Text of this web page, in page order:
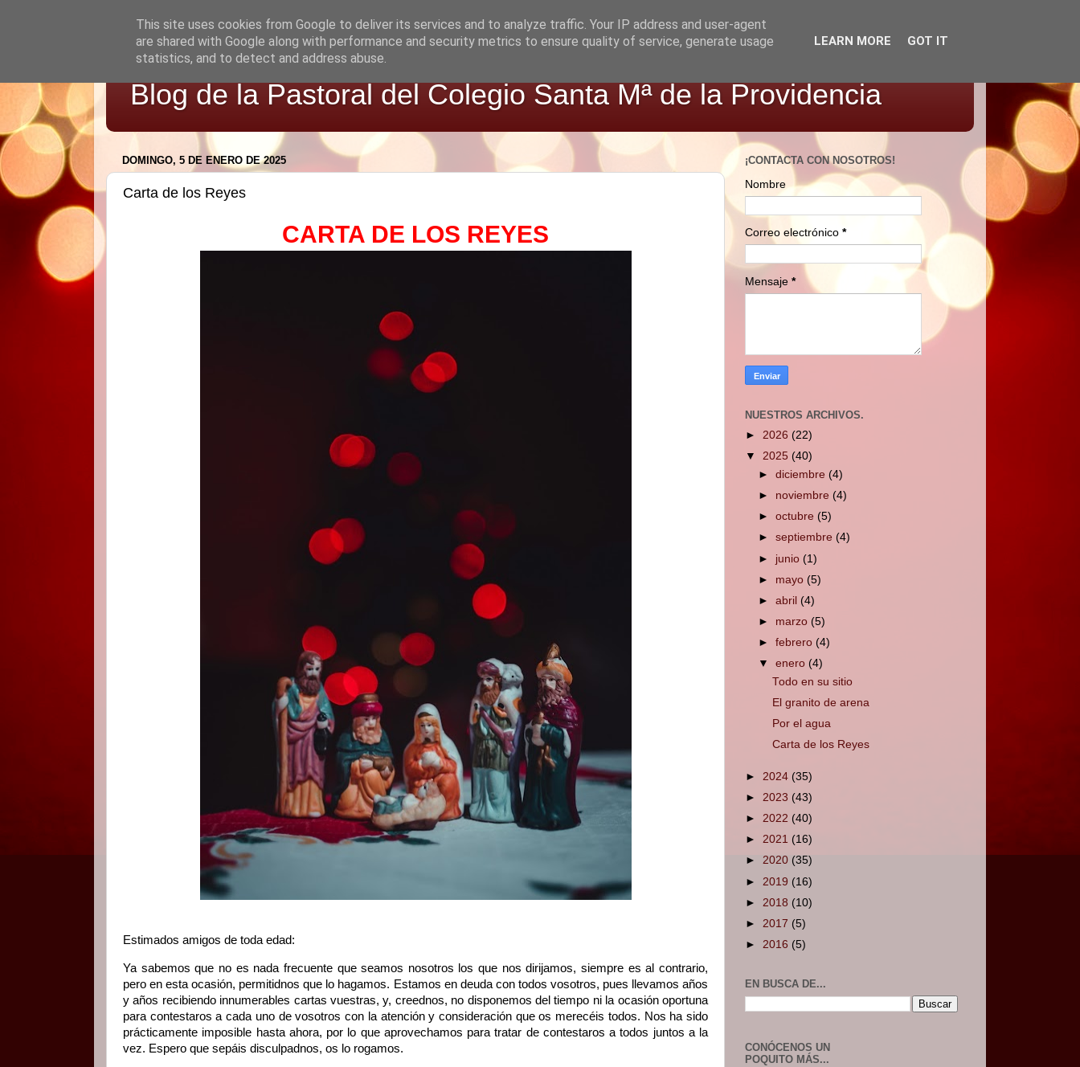
Blog de la Pastoral del Colegio Santa Mª de la Providencia
DOMINGO, 5 DE ENERO DE 2025
Carta de los Reyes
CARTA DE LOS REYES
Estimados amigos de toda edad:
Ya sabemos que no es nada frecuente que seamos nosotros los que nos dirijamos, siempre es al contrario,
pero en esta ocasión, permitidnos que lo hagamos. Estamos en deuda con todos vosotros, pues llevamos años
y años recibiendo innumerables cartas vuestras, y, creednos, no disponemos del tiempo ni la ocasión oportuna
para contestaros a cada uno de vosotros con la atención y consideración que os merecéis todos. Nos ha sido
prácticamente imposible hasta ahora, por lo que aprovechamos para tratar de contestaros a todos juntos a la
vez. Espero que sepáis disculpadnos, os lo rogamos.
¡CONTACTA CON NOSOTROS!
Nombre
Correo electrónico *
Mensaje *
NUESTROS ARCHIVOS.
► 2026 (22)
▼ 2025 (40)
►diciembre(4)
► noviembre(4)
►octubre(5)
►septiembre(4)
► junio(1)
► mayo(5)
►abril(4)
► marzo(5)
►febrero(4)
▼enero(4)
Todo en su sitio
El granito de arena
Por el agua
Carta de los Reyes
► 2024 (35)
► 2023 (43)
► 2022 (40)
► 2021 (16)
► 2020 (35)
► 2019 (16)
► 2018 (10)
► 2017 (5)
► 2016 (5)
EN BUSCA DE...
CONÓCENOS UN
POQUITO MÁS...
This site uses cookies from Google to deliver its services and to analyze traffic. Your IP address and user-agent
are shared with Google along with performance and security metrics to ensure quality of service, generate usage
statistics, and to detect and address abuse.
LEARN MORE GOT IT